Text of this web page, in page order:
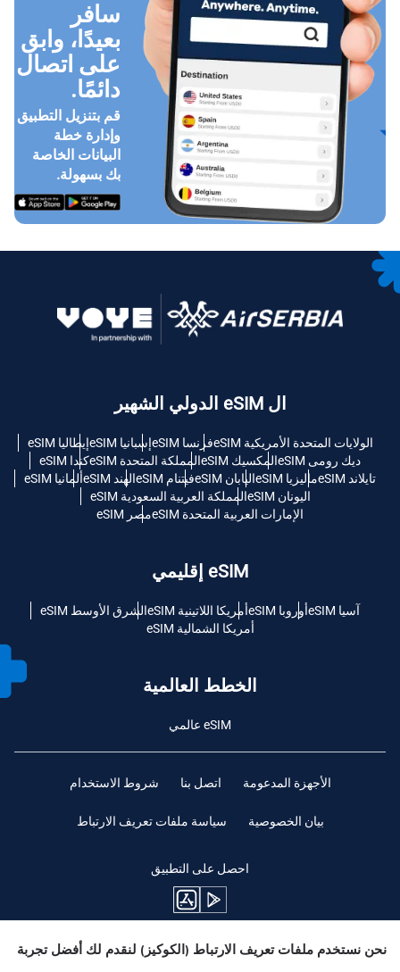
سافر
بعيدًا، وابق
على اتصال
دائمًا.
قم بتنزيل التطبيق
وإدارة خطة
البيانات الخاصة
بك بسهولة.
ال eSIM الدولي الشهير
الولايات المتحدة الأمريكية eSIM فرنسا eSIM إسبانيا eSIM
إيطاليا eSIM
ديك رومى eSIM
المكسيك eSIM المملكة المتحدة eSIM
كندا eSIM
تايلاند eSIM
ماليزيا eSIM اليابان eSIM فيتنام eSIM الهند eSIM
ألمانيا eSIM
اليونان eSIM
المملكة العربية السعودية eSIM
الإمارات العربية المتحدة eSIM
مصر eSIM
eSIM إقليمي
آسيا eSIM أوروبا eSIM أمريكا اللاتينية eSIM
الشرق الأوسط eSIM
أمريكا الشمالية eSIM
الخطط العالمية
eSIM عالمي
الأجهزة المدعومة اتصل بنا شروط الاستخدام
بيان الخصوصية سياسة ملفات تعريف الارتباط
احصل على التطبيق
ابقوا متابعين
نحن نستخدم ملفات تعريف الارتباط (الكوكيز) لنقدم لك أفضل تجربة